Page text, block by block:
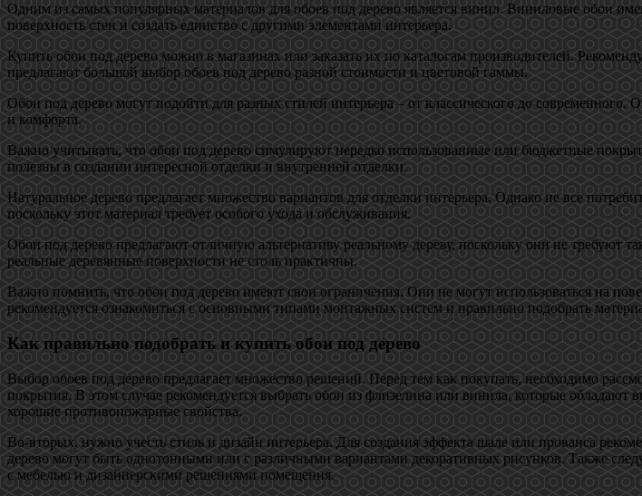
Одним из самых популярных материалов для обоев под дерево является винил. Виниловые обои
поверхность стен и создать единство с другими элементами интерьера.
Купить обои под дерево можно в магазинах или заказать их по каталогам производителей.
предлагают большой выбор обоев под дерево разной стоимости и цветовой гаммы.
Обои под дерево могут подойти для разных стилей интерьера – от классического до
и комфорта.
Важно учитывать, что обои под дерево симулируют нередко использованные или бюджетные
полезны в создании интересной отделки и внутренней отделки.
Натуральное дерево предлагает множество вариантов для отделки интерьера. Однако не все
поскольку этот материал требует особого ухода и обслуживания.
Обои под дерево предлагают отличную альтернативу реальному дереву, поскольку они не требуют
реальные деревянные поверхности не столь практичны.
Важно помнить, что обои под дерево имеют свои ограничения. Они не могут использоваться на
рекомендуется ознакомиться с основными типами монтажных систем и правильно подобрать
Как правильно подобрать и купить обои под дерево
Выбор обоев под дерево предлагает множество решений. Перед тем как покупать, необходимо
покрытия. В этом случае рекомендуется выбрать обои из флизелина или винила, которые
хорошие противопожарные свойства.
Во-вторых, нужно учесть стиль и дизайн интерьера. Для создания эффекта шале или прованса
дерево могут быть однотонными или с различными вариантами декоративных рисунков. Также
с мебелью и дизайнерскими решениями помещения.